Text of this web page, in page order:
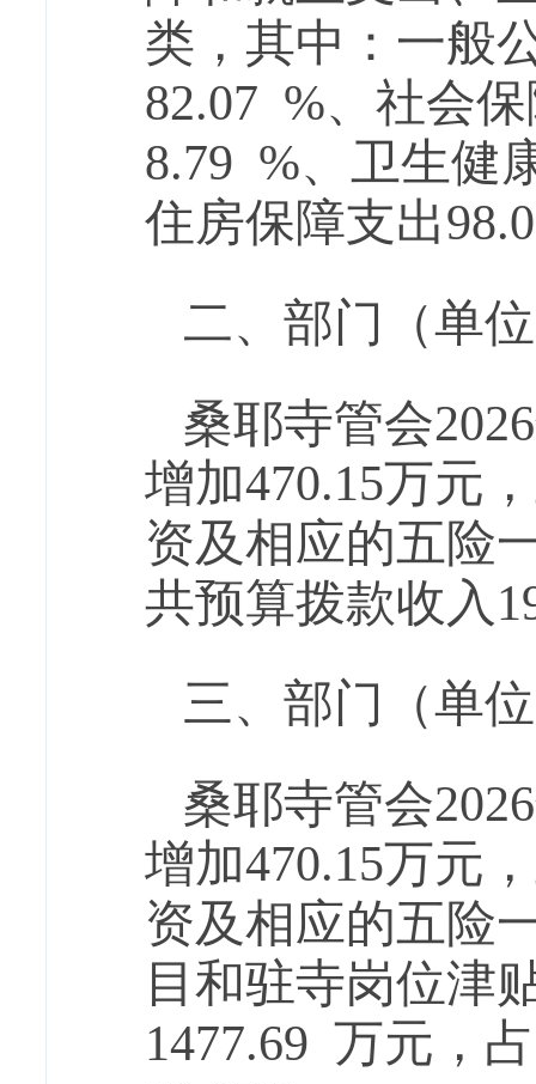
类，其中：一般
82.07 %、社会
8.79 %、卫生健
住房保障支出
二、部门（单
桑耶寺管会2026
增加470.15万元
资及相应的五险
共预算拨款收入
三、部门（单
桑耶寺管会2026
增加470.15万元
资及相应的五险
目和驻寺岗位津
1477.69 万元，占